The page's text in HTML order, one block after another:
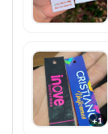
+1